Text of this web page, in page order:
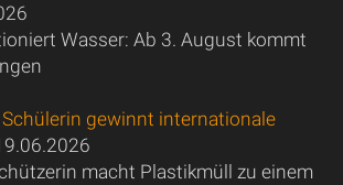
Wasser: Ab 3. August kommt
gewinnt internationale
macht Plastikmüll zu einem